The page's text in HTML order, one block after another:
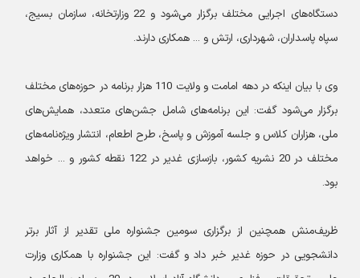
دستگاه‌‌های اجرایی مختلف برگزار می‌شود و 22 وزارتخانه، سازمان بسیج،
سپاه پاسداران، شهرداری، ارتش و ... همکاری دارند.
وی با بیان اینکه در دهه امامت و ولایت 110 هزار برنامه در حوزه‌های مختلف
برگزار می‌شود گفت: این برنامه‌های شامل جشن‌های متعدد، همایش‌های
ملی، هزاران کلاس و جلسه آموزش و پاسخ، طرح اطعام، انتشار ویژه‌نامه‌های
مختلف در 20 نشریه کشور، بازسازی غدیر در 122 نقطه کشور و ... خواهد
بود.
ظریف‌منش همچنین از برگزاری سومین جشنواره ملی تقدیر از آثار برتر
دانشجویی در حوزه غدیر خبر داد و گفت: این جشنواره با همکاری وزارت